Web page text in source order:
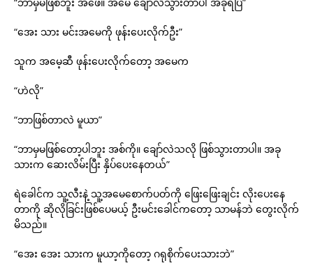
“အေး သား မင်းအမေကို ဖုန်းပေးလိုက်ဦး”
သူက အမေ့ဆီ ဖုန်းပေးလိုက်တော့ အမေက
“ဟဲလို”
“ဘာဖြစ်တာလဲ မူယာ”
“ဘာမှမဖြစ်တော့ပါဘူး အစ်ကို။ ချော်လဲသလို ဖြစ်သွားတာပါ။ အခု
သားက ဆေးလိမ်းပြီး နှိပ်ပေးနေတယ်”
ရဲခေါင်က သူ့လီးနဲ့ သူ့အမေစောက်ပတ်ကို ဖြေးဖြေးချင်း လိုးပေးနေ
တာကို ဆိုလိုခြင်းဖြစ်ပေမယ့် ဦးမင်းခေါင်ကတော့ သာမန်ဘဲ တွေးလိုက်
မိသည်။
“အေး အေး သားက မူယာ့ကိုတော့ ဂရုစိုက်ပေးသားဘဲ”